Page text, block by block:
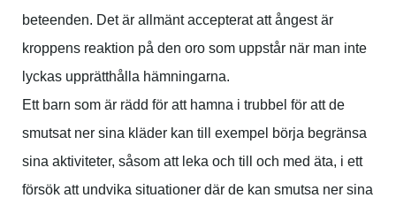
beteenden. Det är allmänt accepterat att ångest är
kroppens reaktion på den oro som uppstår när man inte
lyckas upprätthålla hämningarna.
Ett barn som är rädd för att hamna i trubbel för att de
smutsat ner sina kläder kan till exempel börja begränsa
sina aktiviteter, såsom att leka och till och med äta, i ett
försök att undvika situationer där de kan smutsa ner sina